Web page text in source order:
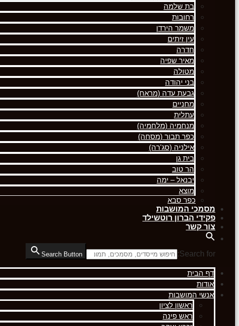
בת שלמה
רחובות
משמר הירדן
עין זיתים
חדרה
מאיר שפיה
מטולה
בני יהודה
גבעת עדה (מראח)
מחניים
עתלית
מנחמיה (מלחמיה)
כפר תבור (מסחה)
אילניה (סג'רה)
בית גן
הר טוב
יבנאל – ימה
מוצא
כפר סבא
מסמכי המושבות
פקידי הברון רוטשילד
צור קשר
Search for:
Search Button
דף הבית
אודות
אנשי המושבות
ראשון לציון
ראש פינה